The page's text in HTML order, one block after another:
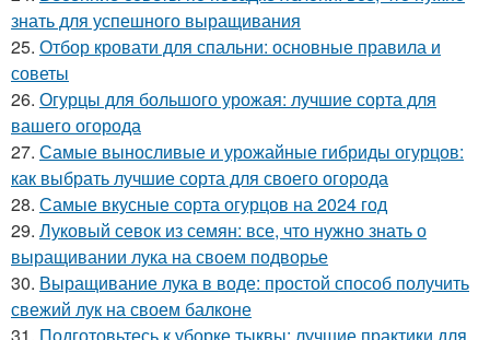
знать для успешного выращивания
25. Отбор кровати для спальни: основные правила и
советы
26. Огурцы для большого урожая: лучшие сорта для
вашего огорода
27. Самые выносливые и урожайные гибриды огурцов:
как выбрать лучшие сорта для своего огорода
28. Самые вкусные сорта огурцов на 2024 год
29. Луковый севок из семян: все, что нужно знать о
выращивании лука на своем подворье
30. Выращивание лука в воде: простой способ получить
свежий лук на своем балконе
31. Подготовьтесь к уборке тыквы: лучшие практики для